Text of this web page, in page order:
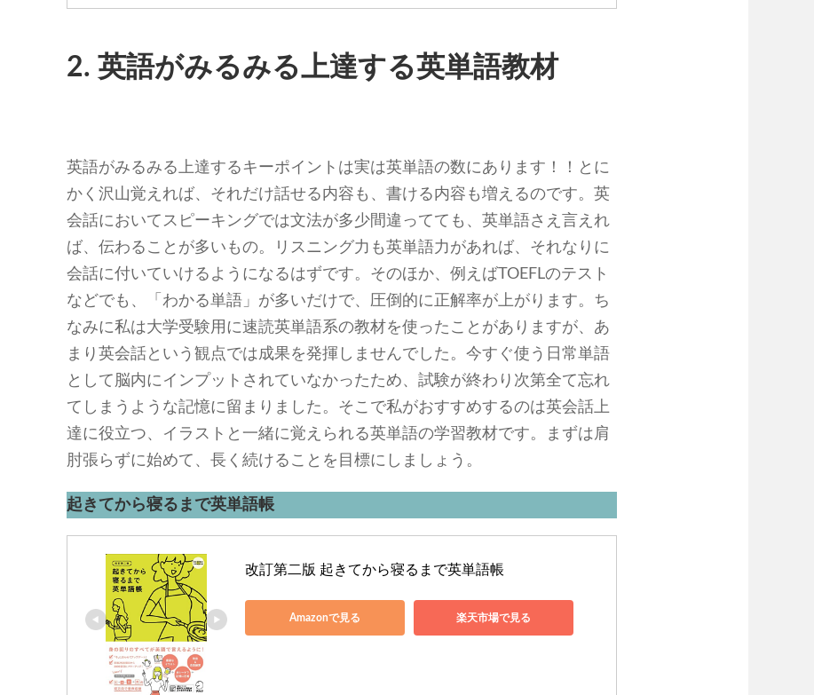
2. 英語がみるみる上達する英単語教材
英語がみるみる上達するキーポイントは実は英単語の数にあります！！とに
かく沢山覚えれば、それだけ話せる内容も、書ける内容も増えるのです。英
会話においてスピーキングでは文法が多少間違ってても、英単語さえ言えれ
ば、伝わることが多いもの。リスニング力も英単語力があれば、それなりに
会話に付いていけるようになるはずです。そのほか、例えばTOEFLのテスト
などでも、「わかる単語」が多いだけで、圧倒的に正解率が上がります。ち
なみに私は大学受験用に速読英単語系の教材を使ったことがありますが、あ
まり英会話という観点では成果を発揮しませんでした。今すぐ使う日常単語
として脳内にインプットされていなかったため、試験が終わり次第全て忘れ
てしまうような記憶に留まりました。そこで私がおすすめするのは英会話上
達に役立つ、イラストと一緒に覚えられる英単語の学習教材です。まずは肩
肘張らずに始めて、長く続けることを目標にしましょう。
起きてから寝るまで英単語帳
改訂第二版 起きてから寝るまで英単語帳
Amazonで見る 楽天市場で見る